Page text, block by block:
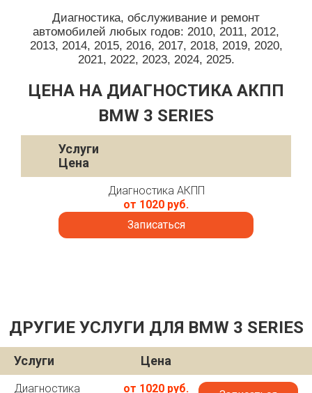
Диагностика, обслуживание и ремонт
автомобилей любых годов: 2010, 2011, 2012,
2013, 2014, 2015, 2016, 2017, 2018, 2019, 2020,
2021, 2022, 2023, 2024, 2025.
ЦЕНА НА ДИАГНОСТИКА АКПП
BMW 3 SERIES
Услуги
Цена
Диагностика АКПП
от 1020 руб.
Записаться
ДРУГИЕ УСЛУГИ ДЛЯ BMW 3 SERIES
Услуги Цена
Диагностика
от 1020 руб.